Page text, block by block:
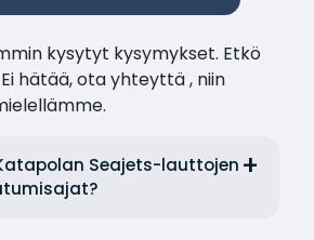
kysytyt kysymykset. Etkö
hätää, ota yhteyttä , niin
Seajets-lauttojen